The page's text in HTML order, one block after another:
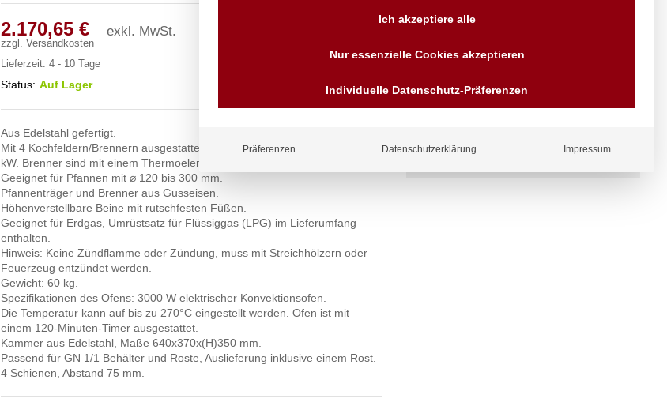
2.170,65 € exkl. MwSt.
zzgl. Versandkosten
Lieferzeit: 4 - 10 Tage
Status: Auf Lager
Aus Edelstahl gefertigt.
Mit 4 Kochfeldern/Brennern ausgestattet: – 2 mit je 6,0 kW. – 2 mit je 3,5
kW. Brenner sind mit einem Thermoelement ausgestattet.
Geeignet für Pfannen mit ⌀ 120 bis 300 mm.
Pfannenträger und Brenner aus Gusseisen.
Höhenverstellbare Beine mit rutschfesten Füßen.
Geeignet für Erdgas, Umrüstsatz für Flüssiggas (LPG) im Lieferumfang
enthalten.
Hinweis: Keine Zündflamme oder Zündung, muss mit Streichhölzern oder
Feuerzeug entzündet werden.
Gewicht: 60 kg.
Spezifikationen des Ofens: 3000 W elektrischer Konvektionsofen.
Die Temperatur kann auf bis zu 270°C eingestellt werden. Ofen ist mit
einem 120-Minuten-Timer ausgestattet.
Kammer aus Edelstahl, Maße 640x370x(H)350 mm.
Passend für GN 1/1 Behälter und Roste, Auslieferung inklusive einem Rost.
4 Schienen, Abstand 75 mm.
Wir sind seit über 40 Jahren
Vorrauskasse Paypal,
EPS oder GiroPay
Ich akzeptiere alle
Nur essenzielle Cookies akzeptieren
Individuelle Datenschutz-Präferenzen
Präferenzen Datenschutzerklärung Impressum